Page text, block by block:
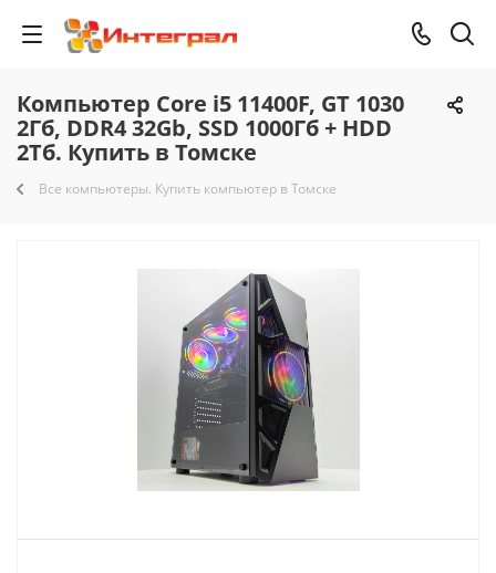
Компьютер Core i5 11400F, GT 1030
2Гб, DDR4 32Gb, SSD 1000Гб + HDD
2Тб. Купить в Томске
Все компьютеры. Купить компьютер в Томске